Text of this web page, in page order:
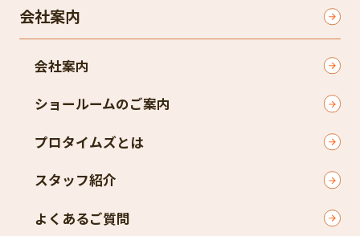
会社案内
会社案内
ショールームのご案内
プロタイムズとは
スタッフ紹介
よくあるご質問